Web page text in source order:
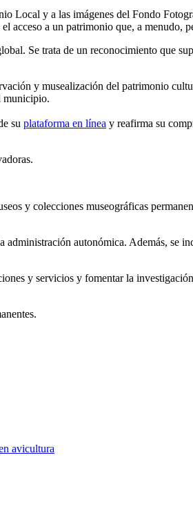
Local y a las imágenes del Fondo
acceso a un patrimonio que, a menudo,
Se trata de un reconocimiento que
y musealización del patrimonio
municipio.
su plataforma en línea y reafirma su
y colecciones museográficas
administración autonómica. Además, se
y servicios y fomentar la
avicultura